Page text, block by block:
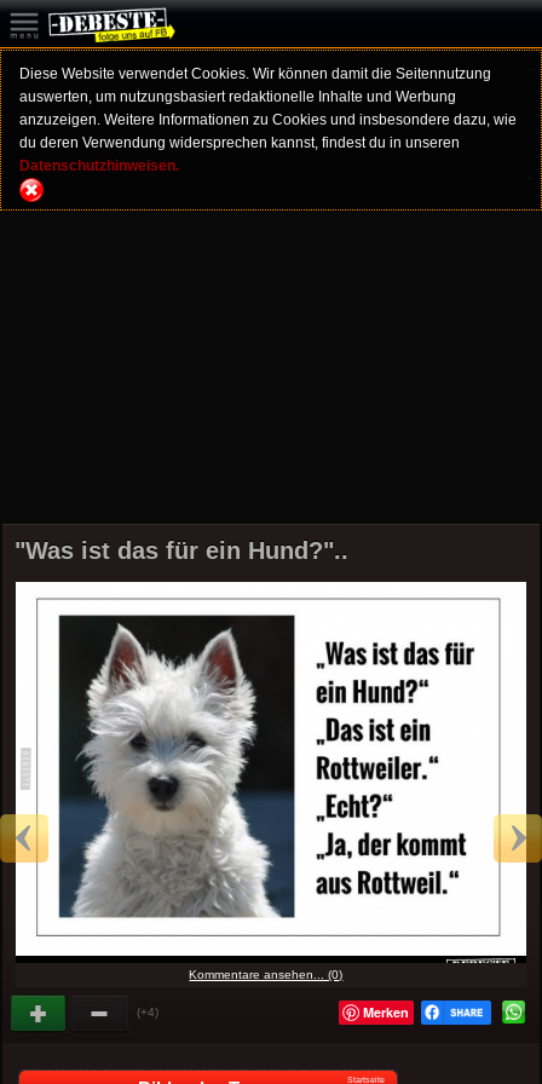
Diese Website verwendet Cookies. Wir können damit die Seitennutzung
auswerten, um nutzungsbasiert redaktionelle Inhalte und Werbung
anzuzeigen. Weitere Informationen zu Cookies und insbesondere dazu, wie
du deren Verwendung widersprechen kannst, findest du in unseren
Datenschutzhinweisen.
"Was ist das für ein Hund?"..
Kommentare ansehen... (0)
(+4) Merken
Startseite